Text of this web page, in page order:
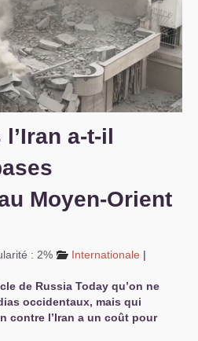
a-t-il
Moyen-Orient
: 2% Internationale |
de Russia Today qu’on ne
occidentaux, mais qui
contre l’Iran a un coût pour